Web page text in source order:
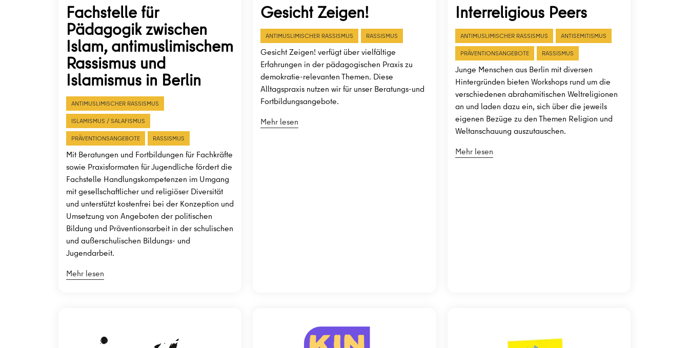
Fachstelle für
Pädagogik zwischen
Islam, antimuslimischem
Rassismus und
Islamismus in Berlin
ANTIMUSLIMISCHER RASSISMUS
ISLAMISMUS / SALAFISMUS
PRÄVENTIONSANGEBOTE
RASSISMUS
Mit Beratungen und Fortbildungen für Fachkräfte
sowie Praxisformaten für Jugendliche fördert die
Fachstelle Handlungskompetenzen im Umgang
mit gesellschaftlicher und religiöser Diversität
und unterstützt kostenfrei bei der Konzeption und
Umsetzung von Angeboten der politischen
Bildung und Präventionsarbeit in der schulischen
und außerschulischen Bildungs- und
Jugendarbeit.
Mehr lesen
Gesicht Zeigen!
ANTIMUSLIMISCHER RASSISMUS RASSISMUS
Gesicht Zeigen! verfügt über vielfältige
Erfahrungen in der pädagogischen Praxis zu
demokratie-relevanten Themen. Diese
Alltagspraxis nutzen wir für unser Beratungs-und
Fortbildungsangebote.
Mehr lesen
Interreligious Peers
ANTIMUSLIMISCHER RASSISMUS
ANTISEMITISMUS
PRÄVENTIONSANGEBOTE
RASSISMUS
Junge Menschen aus Berlin mit diversen
Hintergründen bieten Workshops rund um die
verschiedenen abrahamitischen Weltreligionen
an und laden dazu ein, sich über die jeweils
eigenen Bezüge zu den Themen Religion und
Weltanschauung auszutauschen.
Mehr lesen